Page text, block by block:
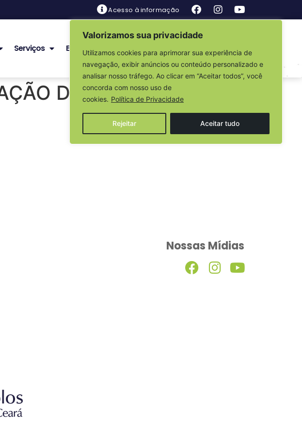
Valorizamos sua privacidade
Utilizamos cookies para aprimorar sua experiência de
navegação, exibir anúncios ou conteúdo personalizado e
analisar nosso tráfego. Ao clicar em “Aceitar todos”, você
concorda com nosso uso de
cookies. Política de Privacidade
Rejeitar Aceitar tudo
Acesso à informação
Serviços Editais Fale Conosco
DE INTERESSE Nº
Nossas Mídias